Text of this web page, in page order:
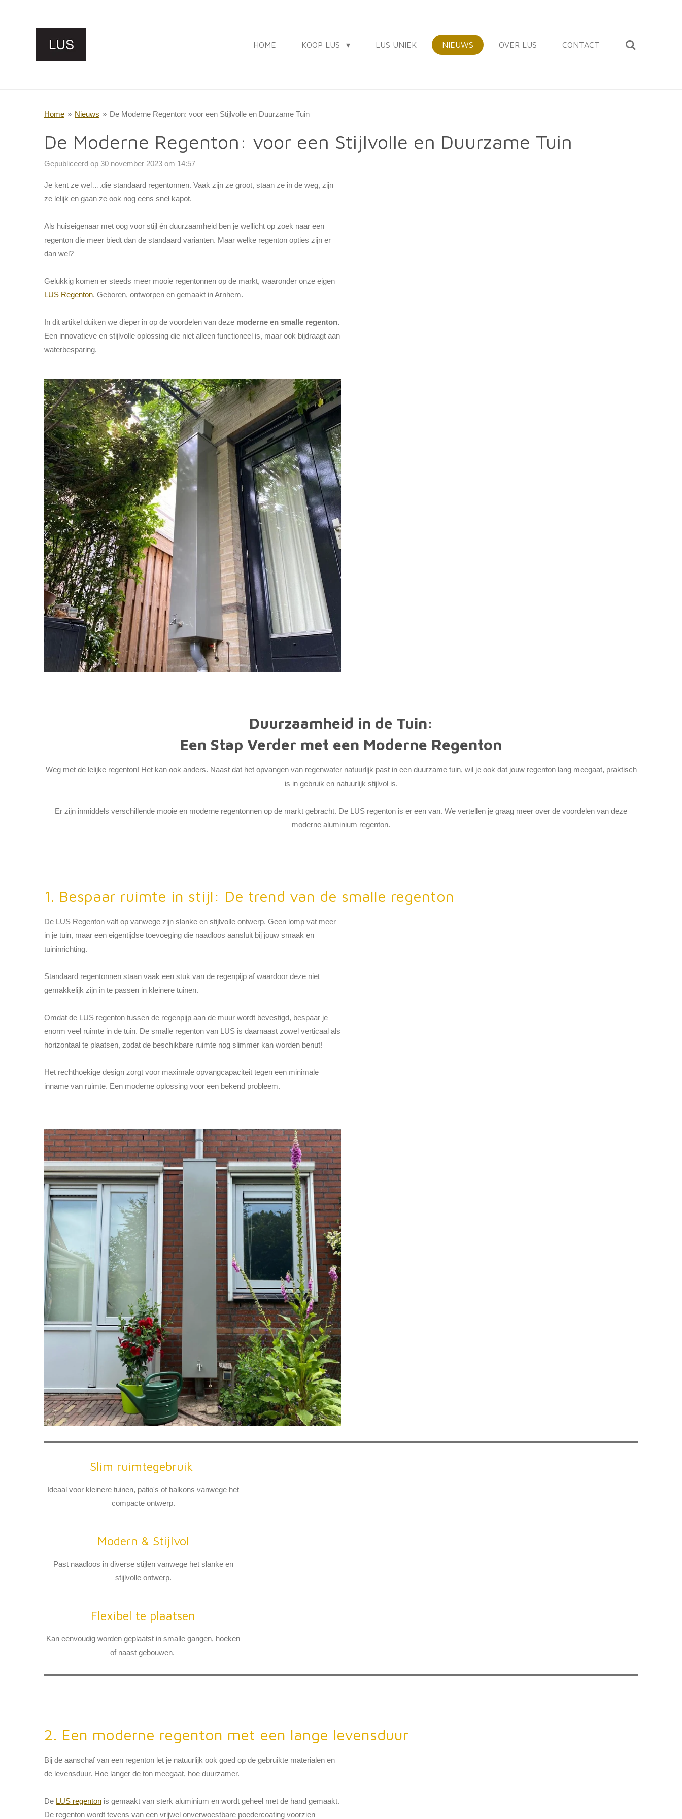
HOME KOOP LUS LUS UNIEK NIEUWS OVER LUS CONTACT
Home » Nieuws » De Moderne Regenton: voor een Stijlvolle en Duurzame Tuin
De Moderne Regenton: voor een Stijlvolle en Duurzame Tuin
Gepubliceerd op 30 november 2023 om 14:57
Je kent ze wel….die standaard regentonnen. Vaak zijn ze groot, staan ze in de weg, zijn
ze lelijk en gaan ze ook nog eens snel kapot.
Als huiseigenaar met oog voor stijl én duurzaamheid ben je wellicht op zoek naar een
regenton die meer biedt dan de standaard varianten. Maar welke regenton opties zijn er
dan wel?
Gelukkig komen er steeds meer mooie regentonnen op de markt, waaronder onze eigen
LUS Regenton. Geboren, ontworpen en gemaakt in Arnhem.
In dit artikel duiken we dieper in op de voordelen van deze moderne en smalle regenton.
Een innovatieve en stijlvolle oplossing die niet alleen functioneel is, maar ook bijdraagt aan
waterbesparing.
Duurzaamheid in de Tuin:
Een Stap Verder met een Moderne Regenton
Weg met de lelijke regenton! Het kan ook anders. Naast dat het opvangen van regenwater natuurlijk past in een duurzame tuin, wil je ook dat jouw regenton lang meegaat, praktisch
is in gebruik en natuurlijk stijlvol is.
Er zijn inmiddels verschillende mooie en moderne regentonnen op de markt gebracht. De LUS regenton is er een van. We vertellen je graag meer over de voordelen van deze
moderne aluminium regenton.
1. Bespaar ruimte in stijl: De trend van de smalle regenton
De LUS Regenton valt op vanwege zijn slanke en stijlvolle ontwerp. Geen lomp vat meer
in je tuin, maar een eigentijdse toevoeging die naadloos aansluit bij jouw smaak en
tuininrichting.
Standaard regentonnen staan vaak een stuk van de regenpijp af waardoor deze niet
gemakkelijk zijn in te passen in kleinere tuinen.
Omdat de LUS regenton tussen de regenpijp aan de muur wordt bevestigd, bespaar je
enorm veel ruimte in de tuin. De smalle regenton van LUS is daarnaast zowel verticaal als
horizontaal te plaatsen, zodat de beschikbare ruimte nog slimmer kan worden benut!
Het rechthoekige design zorgt voor maximale opvangcapaciteit tegen een minimale
inname van ruimte. Een moderne oplossing voor een bekend probleem.
Slim ruimtegebruik
Ideaal voor kleinere tuinen, patio's of balkons vanwege het
compacte ontwerp.
Modern & Stijlvol
Past naadloos in diverse stijlen vanwege het slanke en
stijlvolle ontwerp.
Flexibel te plaatsen
Kan eenvoudig worden geplaatst in smalle gangen, hoeken
of naast gebouwen.
2. Een moderne regenton met een lange levensduur
Bij de aanschaf van een regenton let je natuurlijk ook goed op de gebruikte materialen en
de levensduur. Hoe langer de ton meegaat, hoe duurzamer.
De LUS regenton is gemaakt van sterk aluminium en wordt geheel met de hand gemaakt.
De regenton wordt tevens van een vrijwel onverwoestbare poedercoating voorzien